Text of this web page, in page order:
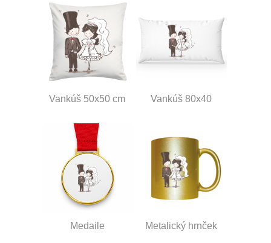
Vankúš 50x50 cm Vankúš 80x40
Medaile Metalický hrnček